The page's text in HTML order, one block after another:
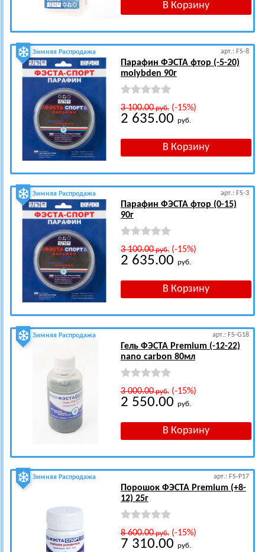
Зимняя Распродажа арт.: FS-8
Парафин ФЭСТА фтор (-5-20)
molybden 90г
3 100.00руб.(-15%)
2 635.00 руб.
Зимняя Распродажа арт.: FS-3
Парафин ФЭСТА фтор (0-15)
90г
3 100.00руб.(-15%)
2 635.00 руб.
Зимняя Распродажа арт.: FS-G18
Гель ФЭСТА Premium (-12-22)
nano carbon 80мл
3 000.00руб.(-15%)
2 550.00 руб.
Зимняя Распродажа арт.: FS-P17
Порошок ФЭСТА Premium (+8-
12) 25г
8 600.00руб.(-15%)
7 310.00 руб.